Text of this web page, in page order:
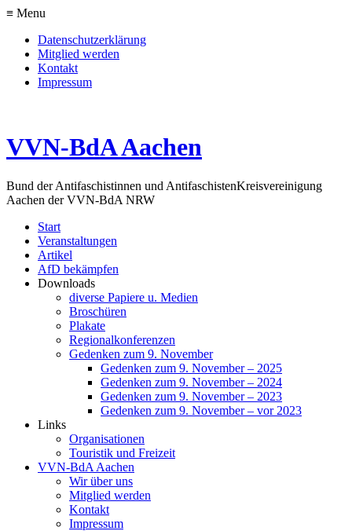
≡ Menu
Datenschutzerklärung
Mitglied werden
Kontakt
Impressum
VVN-BdA Aachen
Bund der Antifaschistinnen und AntifaschistenKreisvereinigung
Aachen der VVN-BdA NRW
Start
Veranstaltungen
Artikel
AfD bekämpfen
Downloads
diverse Papiere u. Medien
Broschüren
Plakate
Regionalkonferenzen
Gedenken zum 9. November
Gedenken zum 9. November – 2025
Gedenken zum 9. November – 2024
Gedenken zum 9. November – 2023
Gedenken zum 9. November – vor 2023
Links
Organisationen
Touristik und Freizeit
VVN-BdA Aachen
Wir über uns
Mitglied werden
Kontakt
Impressum